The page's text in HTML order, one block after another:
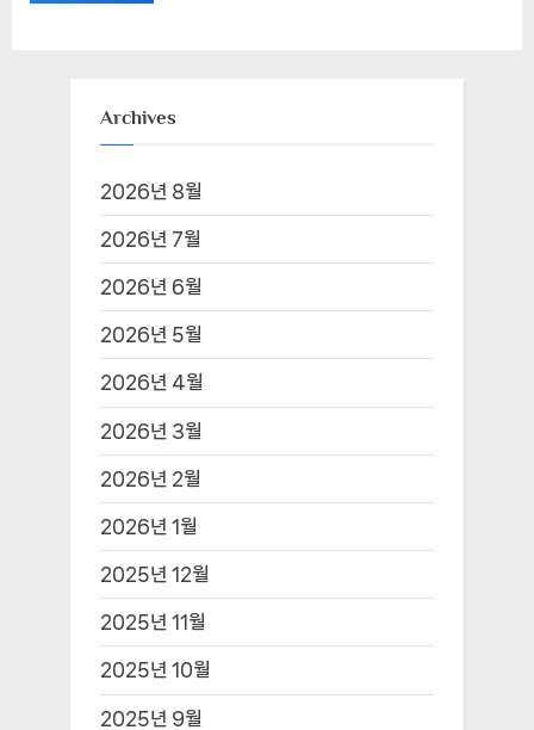
Archives
2026년 8월
2026년 7월
2026년 6월
2026년 5월
2026년 4월
2026년 3월
2026년 2월
2026년 1월
2025년 12월
2025년 11월
2025년 10월
2025년 9월